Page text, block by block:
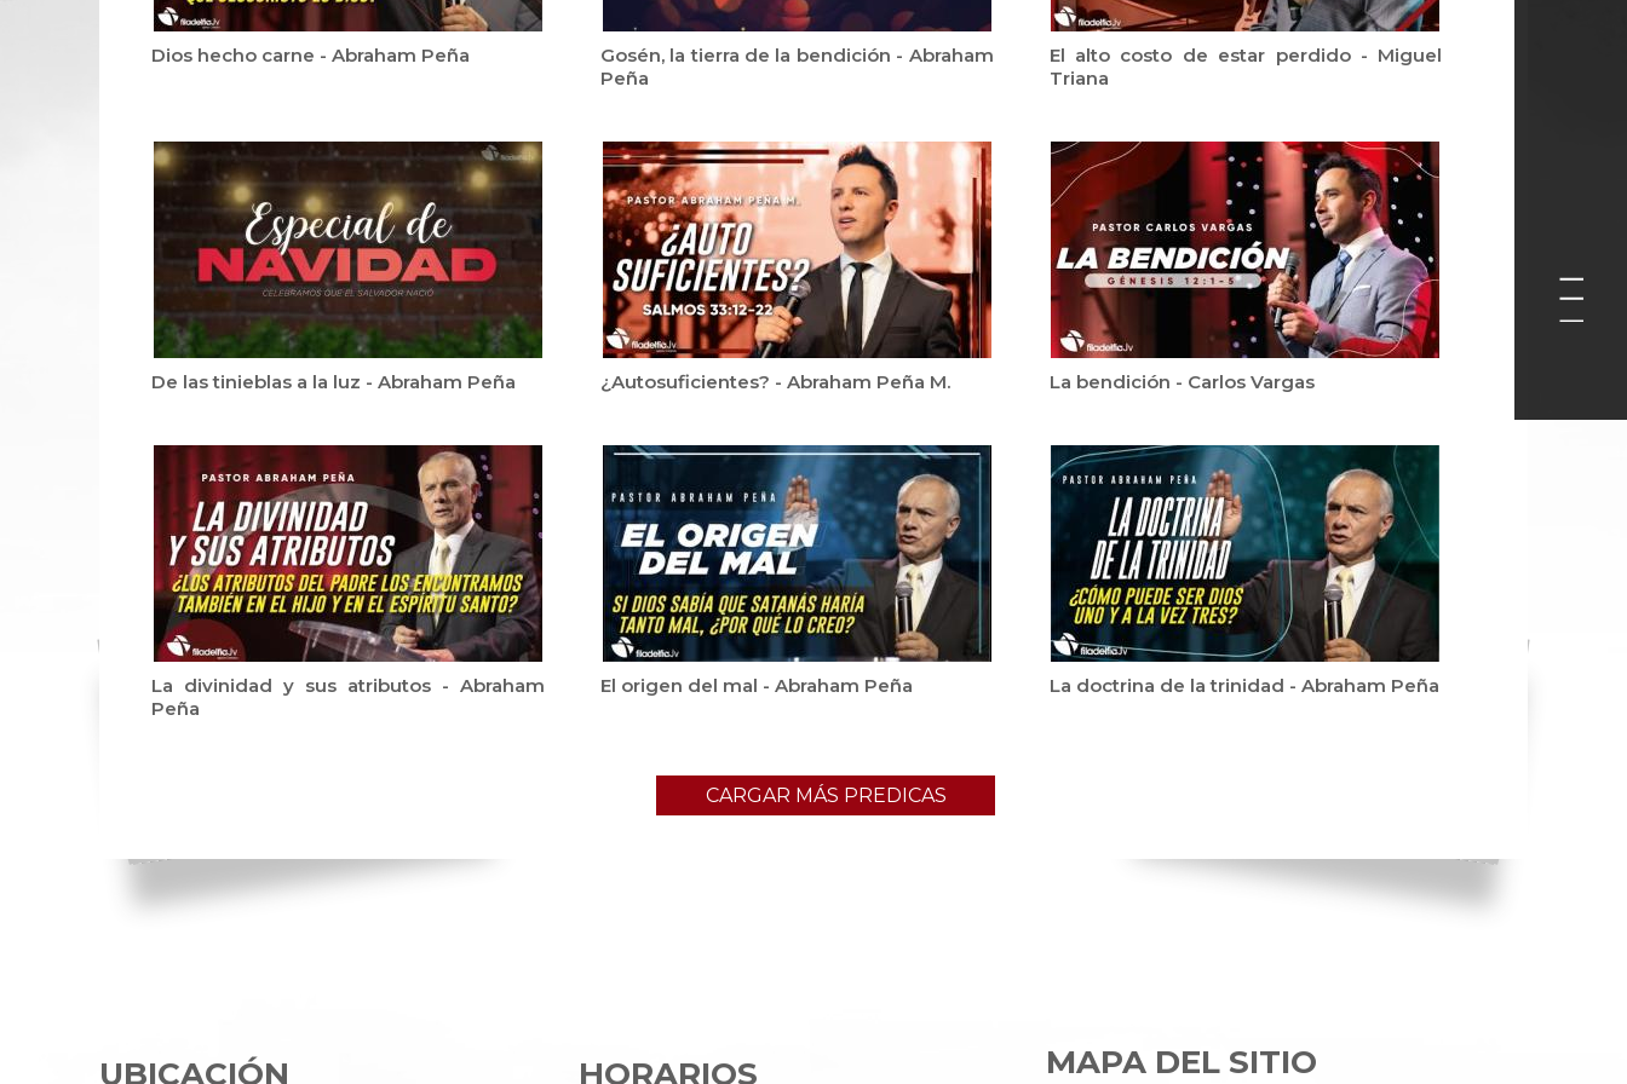
Dios hecho carne - Abraham Peña
Gosén, la tierra de la bendición - Abraham
Peña
El alto costo de estar perdido - Miguel
Triana
De las tinieblas a la luz - Abraham Peña ¿Autosuficientes? - Abraham Peña M. La bendición - Carlos Vargas
La divinidad y sus atributos - Abraham
Peña
El origen del mal - Abraham Peña La doctrina de la trinidad - Abraham Peña
CARGAR MÁS PREDICAS
UBICACIÓN HORARIOS MAPA DEL SITIO